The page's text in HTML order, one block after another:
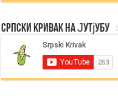
Српски Кривак на Јутјубу